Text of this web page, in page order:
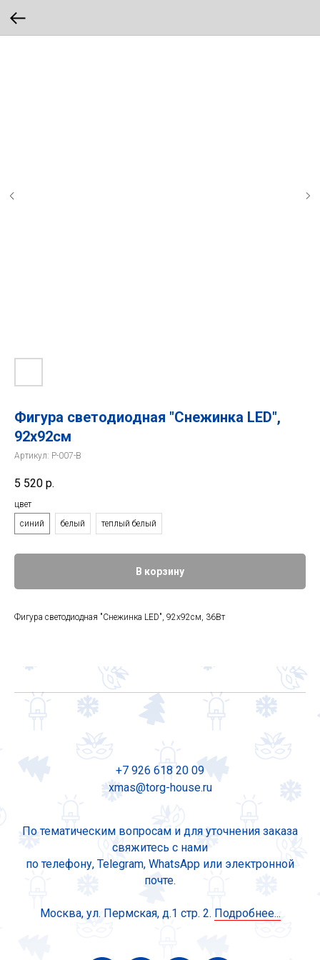
Фигура светодиодная "Снежинка LED",
92х92см
Артикул: P-007-B
5 520 р.
цвет
синий
белый теплый белый
В корзину
Фигура светодиодная "Снежинка LED", 92х92см, 36Вт
+7 926 618 20 09
xmas@torg-house.ru
По тематическим вопросам и для уточнения заказа
свяжитесь с нами
по телефону, Telegram, WhatsApp или электронной
почте.
Москва, ул. Пермская, д.1 стр. 2. Подробнее...